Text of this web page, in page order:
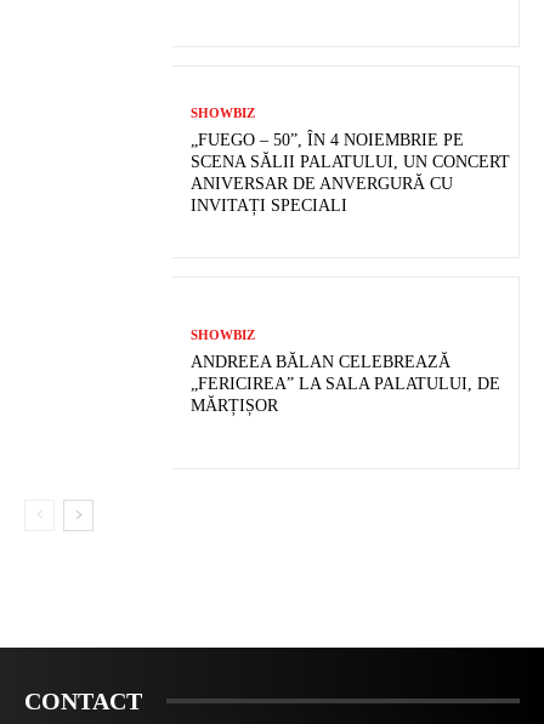
SHOWBIZ
„FUEGO – 50”, ÎN 4 NOIEMBRIE PE
SCENA SĂLII PALATULUI, UN CONCERT
ANIVERSAR DE ANVERGURĂ CU
INVITAȚI SPECIALI
SHOWBIZ
ANDREEA BĂLAN CELEBREAZĂ
„FERICIREA” LA SALA PALATULUI, DE
MĂRȚIȘOR
CONTACT